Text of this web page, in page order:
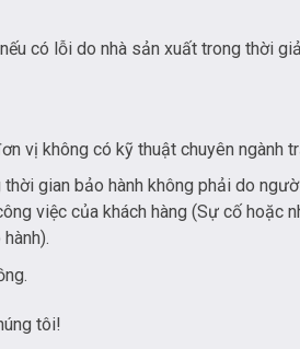
có lỗi do nhà sản xuất trong thời
vị không có kỹ thuật chuyên ngành
gian bảo hành không phải do
việc của khách hàng (Sự cố hoặc
tôi!